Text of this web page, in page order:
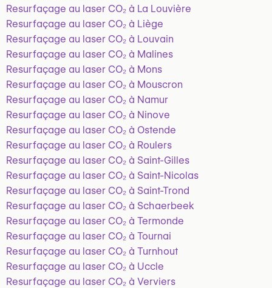
Resurfaçage au laser CO₂ à La Louvière
Resurfaçage au laser CO₂ à Liège
Resurfaçage au laser CO₂ à Louvain
Resurfaçage au laser CO₂ à Malines
Resurfaçage au laser CO₂ à Mons
Resurfaçage au laser CO₂ à Mouscron
Resurfaçage au laser CO₂ à Namur
Resurfaçage au laser CO₂ à Ninove
Resurfaçage au laser CO₂ à Ostende
Resurfaçage au laser CO₂ à Roulers
Resurfaçage au laser CO₂ à Saint-Gilles
Resurfaçage au laser CO₂ à Saint-Nicolas
Resurfaçage au laser CO₂ à Saint-Trond
Resurfaçage au laser CO₂ à Schaerbeek
Resurfaçage au laser CO₂ à Termonde
Resurfaçage au laser CO₂ à Tournai
Resurfaçage au laser CO₂ à Turnhout
Resurfaçage au laser CO₂ à Uccle
Resurfaçage au laser CO₂ à Verviers